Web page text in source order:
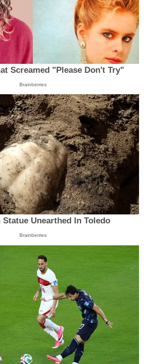
Screamed "Please Don't Try"
Brainberries
Unearthed In Toledo
Brainberries